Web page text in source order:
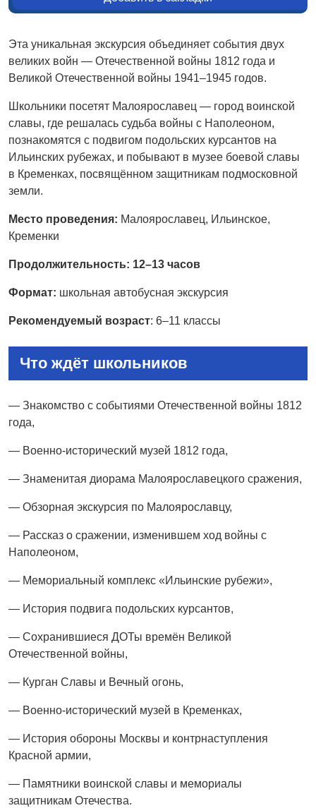
Эта уникальная экскурсия объединяет события двух
великих войн — Отечественной войны 1812 года и
Великой Отечественной войны 1941–1945 годов.
Школьники посетят Малоярославец — город воинской
славы, где решалась судьба войны с Наполеоном,
познакомятся с подвигом подольских курсантов на
Ильинских рубежах, и побывают в музее боевой славы
в Кременках, посвящённом защитникам подмосковной
земли.
Место проведения: Малоярославец, Ильинское,
Кременки
Продолжительность: 12–13 часов
Формат: школьная автобусная экскурсия
Рекомендуемый возраст: 6–11 классы
Что ждёт школьников
— Знакомство с событиями Отечественной войны 1812
года,
— Военно-исторический музей 1812 года,
— Знаменитая диорама Малоярославецкого сражения,
— Обзорная экскурсия по Малоярославцу,
— Рассказ о сражении, изменившем ход войны с
Наполеоном,
— Мемориальный комплекс «Ильинские рубежи»,
— История подвига подольских курсантов,
— Сохранившиеся ДОТы времён Великой
Отечественной войны,
— Курган Славы и Вечный огонь,
— Военно-исторический музей в Кременках,
— История обороны Москвы и контрнаступления
Красной армии,
— Памятники воинской славы и мемориалы
защитникам Отечества.